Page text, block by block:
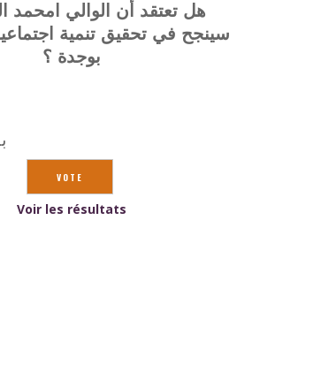
هل تعتقد أن الوالي امحمد
سينجح في تحقيق تنمية
بوجدة ؟
Voir les résultats